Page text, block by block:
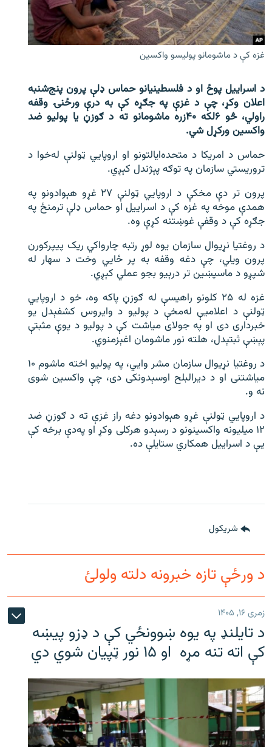
اړیکه
دري پاڼه
Azadi English
راسره ملګري شئ
د ازادې اروپا/ ازادي راډيو ټولې پاڼې
غزه کې د ماشومانو پوليسو واکسين
د اسرايیل پوځ او د فلسطینیانو حماس ډلې پرون پنج‌شنبه
اعلان وکړ، چې د غزې په جګړه کې به درې ورځنۍ وقفه
راولي، څو ۶لکه ۴۰زره ماشومانو ته د ګوزڼ یا پولیو ضد
واکسین ورکړل شي.
حماس د امریکا د متحده‌ایالتونو او اروپايي ټولنې له‌خوا د
تروریستي سازمان په توګه پېژندل کېږي.
پرون تر دې مخکې د اروپايي ټولنې ۲۷ غړو هېوادونو په
همدې موخه په غزه کې د اسرايیل او حماس ډلې ترمنځ په
جګړه کې د وقفې غوښتنه کړې وه.
د روغتیا نړیوال سازمان یوه لوړ رتبه چارواکي ریک پیپرکورن
پرون ویلي، چې دغه وقفه به پر ځايي وخت د سهار له
شپږو د ماسپښین تر درېیو بجو عملي کېږي.
غزه له ۲۵ کلونو راهیسې له ګوزڼ پاکه وه، خو د اروپايي
ټولنې د اعلامیې له‌‌مخې د پولیو د وایروس کشفېدل یو
خبرداری دی او په جولای میاشت کې د پولیو د یوې مثبتې
پېښې ثبتېدل، هلته نور ماشومان اغېزمنوي.
د روغتیا نړیوال سازمان مشر وايي، په پولیو اخته ماشوم ۱۰
میاشتنی او د دیرالبلح اوسېدونکی دی، چې واکسین شوی
نه و.
د اروپايي ټولنې غړو هېوادونو دغه راز غزې ته د ګوزڼ ضد
۱۲ ميلیونه واکسینونو د رسېدو هرکلی وکړ او په‌دې برخه کې
یې د اسرايیل همکاري ستایلې ده.
شريکول
د ورځې تازه خبرونه دلته ولولئ
زمری ۱۶, ۱۴۰۵
د تایلنډ په یوه ښوونځي کې د ډزو پیښه
کې اته تنه مړه او ۱۵ نور ټپیان شوي دي